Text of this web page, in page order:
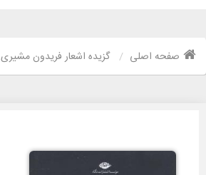
صفحه اصلی گزیده اشعار فریدون مشیری